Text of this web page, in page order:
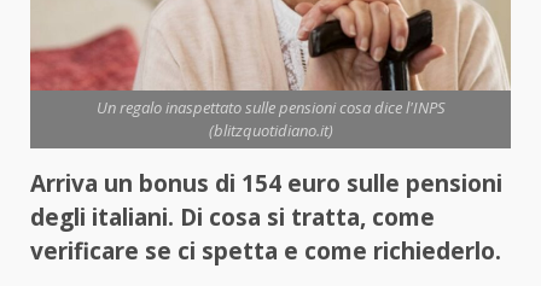
Un regalo inaspettato sulle pensioni cosa dice l'INPS
(blitzquotidiano.it)
Arriva un bonus di 154 euro sulle pensioni
degli italiani. Di cosa si tratta, come
verificare se ci spetta e come richiederlo.